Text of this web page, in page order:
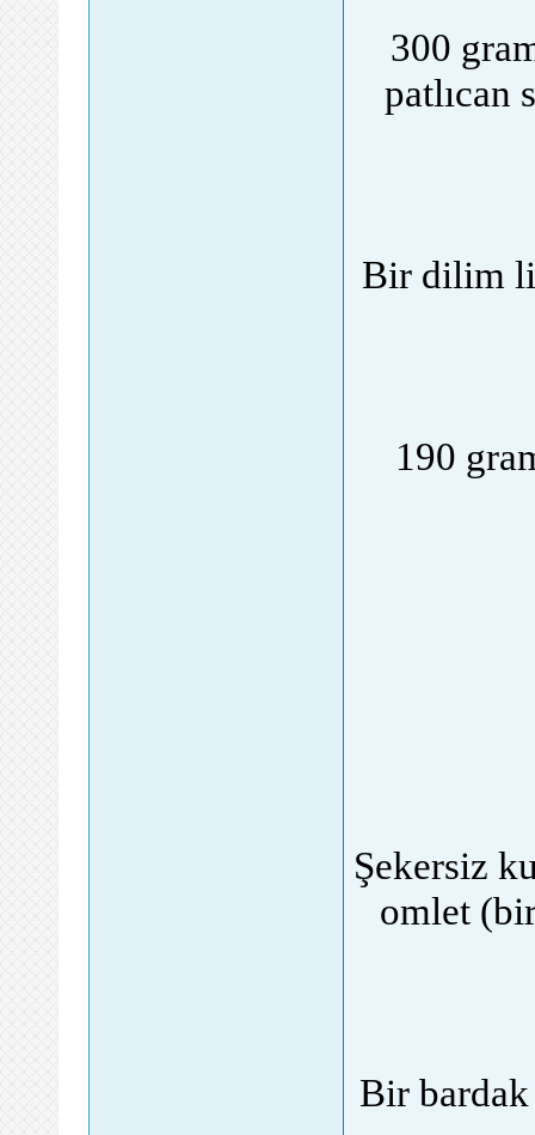
300
patlıcan
Bir dilim
190
Şekersiz
omlet
Bir